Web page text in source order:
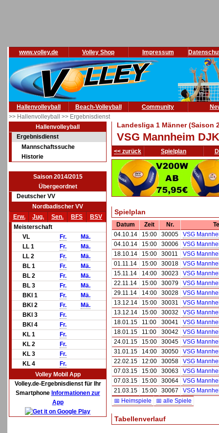
www.volley.de Volley Shop Impressum
Hallenvolleyball Beach-Volleyball Community
>> Hallenvolleyball >> Ergebnisdienst
Hallenvolleyball
Ergebnisdienst
Mannschaftssuche
Historie
Saison 2014/2015
Übergeordnet
Deutscher VV
Nordbadischer VV
Erw.
Jug. Sen. BFS
BSV
Meisterschaft
VL
Fr.
Mä.
LL 1
Fr.
Mä.
LL 2
Fr.
Mä.
BL 1
Fr.
Mä.
BL 2
Fr.
Mä.
BL 3
Fr.
Mä.
BKl 1
Fr.
Mä.
BKl 2
Fr.
Mä.
BKl 3
Fr.
BKl 4
Fr.
KL 1
Fr.
KL 2
Fr.
KL 3
Fr.
KL 4
Fr.
Volley Mobil App
Volley.de-Ergebnisdienst für Ihr
Smartphone Informationen zur
App
Landesliga 1 Männer (Saison
VSG Mannheim
<< zurück Spielplan
Spielplan
Datum Zeit Nr.
04.10.14
15:00 30005
VSG
04.10.14
15:00 30006
VSG
18.10.14
15:00 30011
VSG
01.11.14
15:00 30018
VSG
15.11.14
14:00 30023
VSG
22.11.14
15:00 30079
VSG
29.11.14
14:00 30028
VSG
13.12.14
15:00 30031
VSG
13.12.14
15:00 30032
VSG
18.01.15
11:00 30041
VSG
18.01.15
11:00 30042
VSG
24.01.15
15:00 30045
VSG
31.01.15
14:00 30050
VSG
22.02.15
12:00 30058
VSG
07.03.15
15:00 30063
VSG
07.03.15
15:00 30064
VSG
21.03.15
15:00 30067
VSG
📅 Heimspiele
📅 alle Spiele
Tabellenverlauf